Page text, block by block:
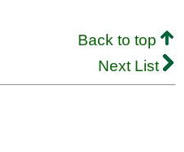
Back to top
Next List